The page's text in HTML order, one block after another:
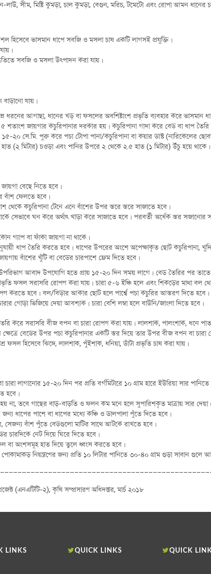
সীম, মিষ্টি কুমড়া, চাল কুমড়া, বেগুন, মরিচ, টমেটো এবং রোপা আমন ধানের
হিসেবে ভাসমান ধাপে সবজি ও মসলা চাষ একটি লাগসই প্রযুক্তি।
সবজি ও মসলা উৎপাদন করা যায়।
বাড়ানো যায়।
ধরনের আগাছা, ধানের খড় বা ফসলের অবশিষ্টাংশ প্রভূতি ব্যবহার করে ভাসমান
জায়গার কচুরিপানার দরকার হয়। কচুরিপানা গাদা করে বেড বা ধাপ
২০ সে.মি. পুরু করে পচা টোপা পানা/কচুরিপানা বা কয়ার ডাস্ট (নারিকেলের
(২ মিটার) চওড়া এবং পানির উপরে ২ থেকে ২.৫ হাত (১ মিটার) উঁচু হয়ে থাকে।
বেছে নিতে হবে।
বাঁশ ফেলতে হবে।
থেকে কচুরিপানা টেনে এনে বাঁশের উপর স্তরে স্তরে সাজাতে হবে।
সেভাবে ঘন করে অর্থাৎ খাড়া করে সাজাতে হবে। পরবর্তী অর্ধেক স্তর
গ্যাপ বা ফাঁকা জায়গা না থাকে।
ধাপ তৈরি করতে হবে। ধাপের উপরের অংশে অপেক্ষাকৃত ছোট কচুরিপানা, খুদি
বাঁশের খুঁটি বা বেডের চারপাশে ফ্রেম দিতে হবে।
আবাদ উপযোগি হতে প্রায় ১৫-২০ দিন সময় লাগে। বেড তৈরির পর
ফসল সরাসরি রোপণ করা যায়। চারা ৫-৬ ইঞ্চি হলে এবং শিকড়ের মাথা
রোপণ করতে হবে। বল/বিড়ার আকার ছোট হলে পার্শ্বে পচা কচুরির আস্তরণ দিতে
গোড়া ভিজিয়ে দেয়া আবশ্যক। চারা বেশি লম্বা হলে বাউনি/জাংলা দিতে হবে।
করে সরাসরি বীজ বপন বা চারা রোপণ করা যায়। লালশাক, পালংশাক, ধনে
বেডের উপর পচা কচুরিপানার একটি স্তর দিয়ে তার উপর বীজ বপন বা
হিসেবে ঝিঙ্গে, লালশাক, পুঁইশাক, ধনিয়া, ডাঁটা প্রভূতি চাষ করা যায়।
লাগানোর ১৫-২০ দিন পর প্রতি বর্গমিটারে ১০ গ্রাম হারে ইউরিয়া সার
হবে।
না, তবে গাছের বাড়-বাড়তি ও ফলন কম মনে হলে সুপারিশকৃত মাত্রায় সার দেয়া
ধাপের পাশে বা ধাপের মধ্যে কঞ্চি ও ডালপালা পুঁতে দিতে হবে।
সেজন্য বাঁশ পুঁতে বেডগুলো মাটির সাথে আটকে রাখতে হবে।
চারদিকে নেট দিয়ে ঘিরে দিতে হবে।
বা অংশসমূহ হাত দিয়ে তুলে ধ্বংস করতে হবে।
নিয়ন্ত্রণের জন্য প্রতি ১০ লিটার পানিতে ৩০-৪০ গ্রাম গুড়া সাবান গুলে
(এনএটিটি-২), কৃষি সম্প্রসারণ অধিদপ্তর, মার্চ ২০১৮
LINKS QUICK LINKS QUICK